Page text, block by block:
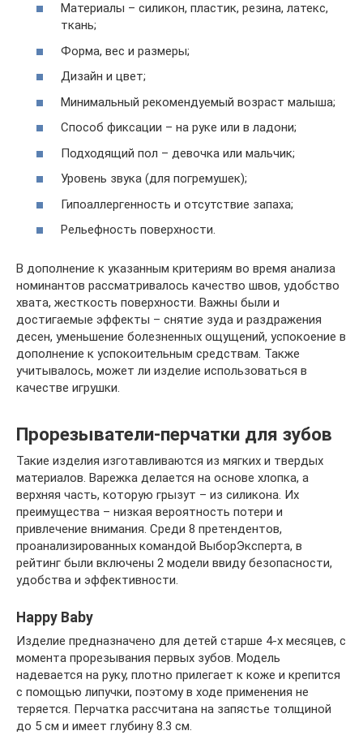
Материалы – силикон, пластик, резина, латекс,
ткань;
Форма, вес и размеры;
Дизайн и цвет;
Минимальный рекомендуемый возраст малыша;
Способ фиксации – на руке или в ладони;
Подходящий пол – девочка или мальчик;
Уровень звука (для погремушек);
Гипоаллергенность и отсутствие запаха;
Рельефность поверхности.
В дополнение к указанным критериям во время анализа
номинантов рассматривалось качество швов, удобство
хвата, жесткость поверхности. Важны были и
достигаемые эффекты – снятие зуда и раздражения
десен, уменьшение болезненных ощущений, успокоение в
дополнение к успокоительным средствам. Также
учитывалось, может ли изделие использоваться в
качестве игрушки.
Прорезыватели-перчатки для зубов
Такие изделия изготавливаются из мягких и твердых
материалов. Варежка делается на основе хлопка, а
верхняя часть, которую грызут – из силикона. Их
преимущества – низкая вероятность потери и
привлечение внимания. Среди 8 претендентов,
проанализированных командой ВыборЭксперта, в
рейтинг были включены 2 модели ввиду безопасности,
удобства и эффективности.
Happy Baby
Изделие предназначено для детей старше 4-х месяцев, с
момента прорезывания первых зубов. Модель
надевается на руку, плотно прилегает к коже и крепится
с помощью липучки, поэтому в ходе применения не
теряется. Перчатка рассчитана на запястье толщиной
до 5 см и имеет глубину 8.3 см.